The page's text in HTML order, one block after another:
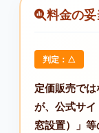
料金の
判定：△
定価販売で
が、公式サ
窓設置）」等